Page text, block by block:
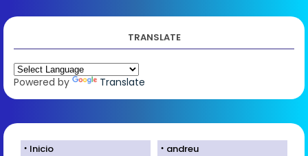
TRANSLATE
Powered by Translate
Inicio
andreu